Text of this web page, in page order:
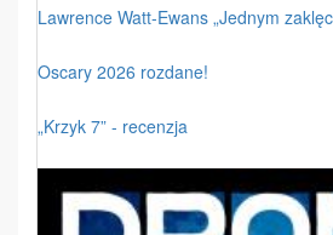
Lawrence Watt-Ewans „Jednym
Oscary 2026 rozdane!
„Krzyk 7” - recenzja